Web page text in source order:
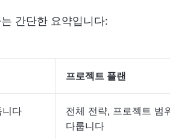
간단한 요약입니다:
프로젝트 플랜
니다
전체 전략, 프로젝트 범
다룹니다